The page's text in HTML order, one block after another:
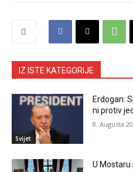
IZ ISTE KATEGORIJE
Svijet
Erdogan:
ni protiv
8. Augusta
U Mostaru